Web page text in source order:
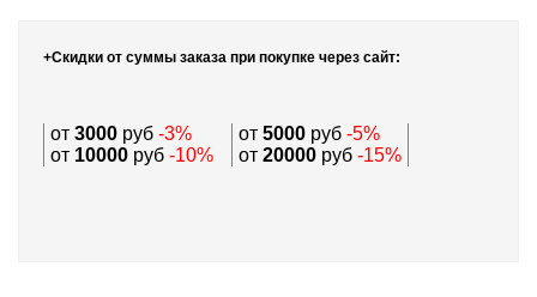
+Скидки от суммы заказа при покупке через сайт:
от 3000 руб -3% от 5000 руб -5%
от 10000 руб -10% от 20000 руб -15%